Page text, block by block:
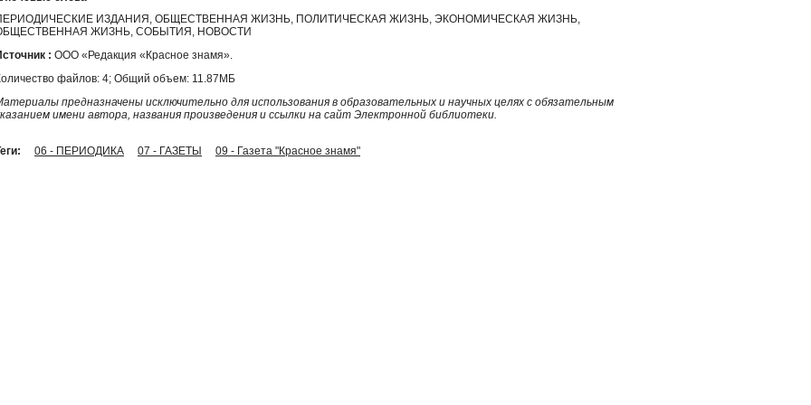
ИЗДАНИЯ, ОБЩЕСТВЕННАЯ ЖИЗНЬ, ПОЛИТИЧЕСКАЯ ЖИЗНЬ, ЭКОНОМИЧЕСКАЯ ЖИЗНЬ,
ЖИЗНЬ, СОБЫТИЯ, НОВОСТИ
: ООО «Редакция «Красное знамя».
файлов: 4; Общий объем: 11.87МБ
предназначены исключительно для использования в образовательных и научных целях с обязательным
имени автора, названия произведения и ссылки на сайт Электронной библиотеки.
06 - ПЕРИОДИКА 07 - ГАЗЕТЫ 09 - Газета "Красное знамя"